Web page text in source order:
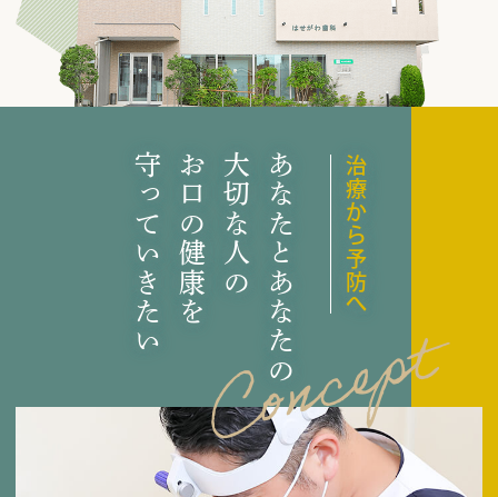
治療から予防へ
あなたとあなたの
大切な人の
お口の健康を
守っていきたい
Concept